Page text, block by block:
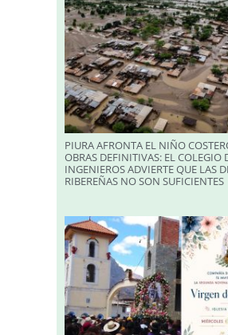
PIURA AFRONTA EL NIÑO
OBRAS DEFINITIVAS: EL COLEGIO
INGENIEROS ADVIERTE QUE LAS
RIBEREÑAS NO SON SUFICIENTES